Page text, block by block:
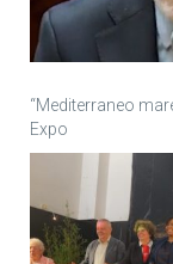
“Mediterraneo
Expo